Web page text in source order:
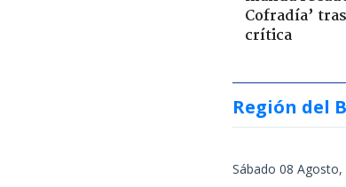
Cofradía’
crítica
Región del
Sábado 08